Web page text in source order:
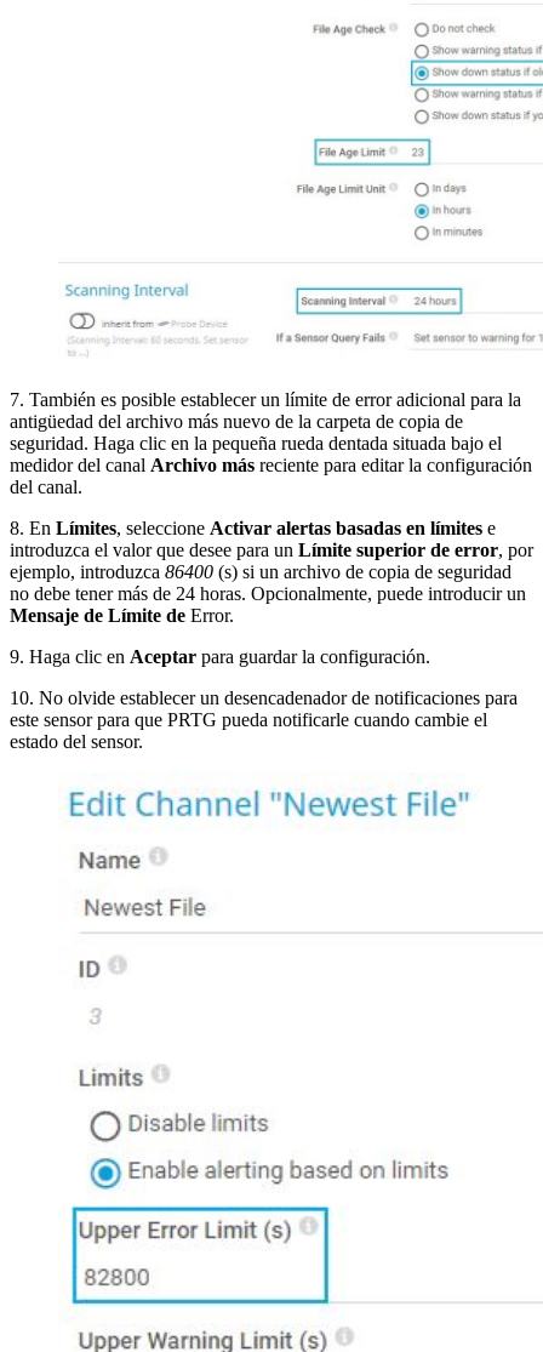
7. También es posible establecer un límite de error adicional para la
antigüedad del archivo más nuevo de la carpeta de copia de
seguridad. Haga clic en la pequeña rueda dentada situada bajo el
medidor del canal Archivo más reciente para editar la configuración
del canal.
8. En Límites, seleccione Activar alertas basadas en límites e
introduzca el valor que desee para un Límite superior de error, por
ejemplo, introduzca 86400 (s) si un archivo de copia de seguridad
no debe tener más de 24 horas. Opcionalmente, puede introducir un
Mensaje de Límite de Error.
9. Haga clic en Aceptar para guardar la configuración.
10. No olvide establecer un desencadenador de notificaciones para
este sensor para que PRTG pueda notificarle cuando cambie el
estado del sensor.